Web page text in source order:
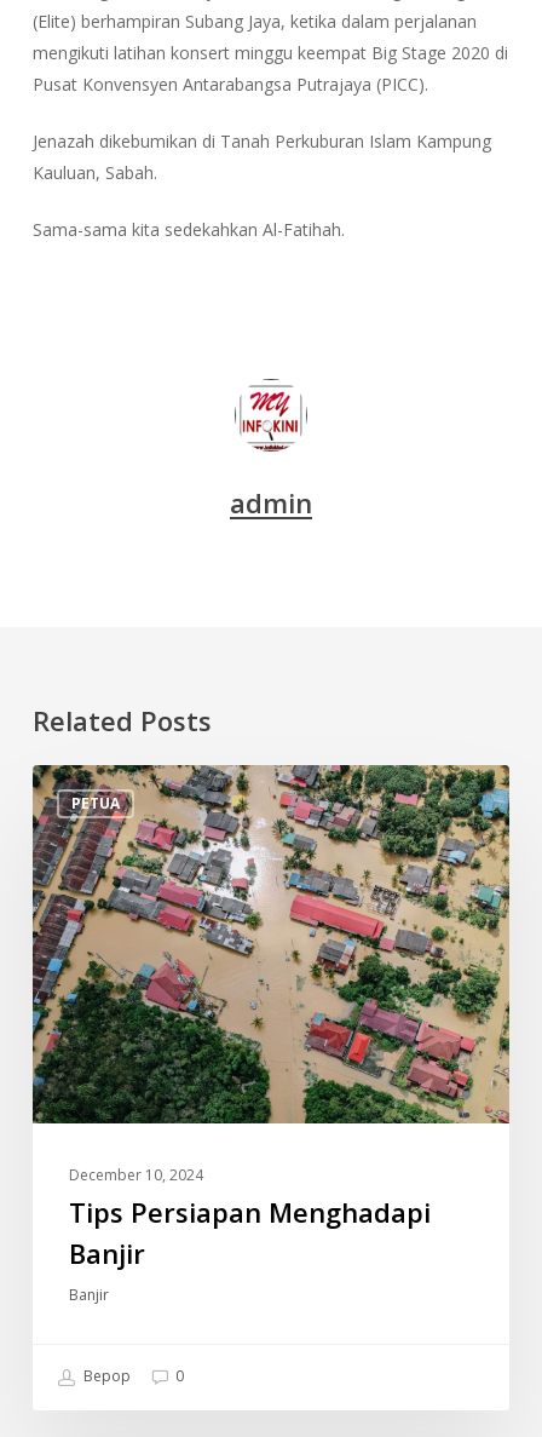
(Elite) berhampiran Subang Jaya, ketika dalam perjalanan
mengikuti latihan konsert minggu keempat Big Stage 2020 di
Pusat Konvensyen Antarabangsa Putrajaya (PICC).
Jenazah dikebumikan di Tanah Perkuburan Islam Kampung
Kauluan, Sabah.
Sama-sama kita sedekahkan Al-Fatihah.
admin
Related Posts
PETUA
Tips
Persiapan
Menghadapi
Banjir
December 10, 2024
Tips Persiapan Menghadapi
Banjir
Banjir
Bepop 0